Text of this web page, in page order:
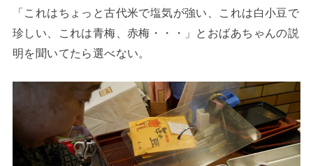
「これはちょっと古代米で塩気が強い、これは白小豆で
珍しい、これは青梅、赤梅・・・」とおばあちゃんの説
明を聞いてたら選べない。